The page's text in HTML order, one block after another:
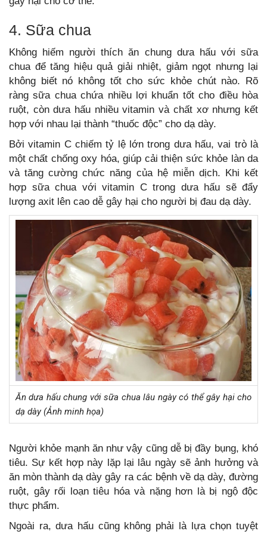
4. Sữa chua
Không hiếm người thích ăn chung dưa hấu với sữa
chua để tăng hiệu quả giải nhiệt, giảm ngọt nhưng lại
không biết nó không tốt cho sức khỏe chút nào. Rõ
ràng sữa chua chứa nhiều lợi khuẩn tốt cho điều hòa
ruột, còn dưa hấu nhiều vitamin và chất xơ nhưng kết
hợp với nhau lại thành “thuốc độc” cho dạ dày.
Bởi vitamin C chiếm tỷ lệ lớn trong dưa hấu, vai trò là
một chất chống oxy hóa, giúp cải thiện sức khỏe làn da
và tăng cường chức năng của hệ miễn dịch. Khi kết
hợp sữa chua với vitamin C trong dưa hấu sẽ đẩy
lượng axit lên cao dễ gây hại cho người bị đau dạ dày.
Ăn dưa hấu chung với sữa chua lâu ngày có thể gây hại cho
dạ dày (Ảnh minh họa)
Người khỏe mạnh ăn như vậy cũng dễ bị đầy bụng, khó
tiêu. Sự kết hợp này lặp lại lâu ngày sẽ ảnh hưởng và
ăn mòn thành dạ dày gây ra các bệnh về dạ dày, đường
ruột, gây rối loạn tiêu hóa và nặng hơn là bị ngộ độc
thực phẩm.
Ngoài ra, dưa hấu cũng không phải là lựa chọn tuyệt